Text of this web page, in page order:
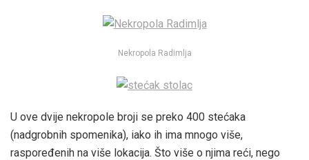
Nekropola Radimlja
U ove dvije nekropole broji se preko 400 stećaka
(nadgrobnih spomenika), iako ih ima mnogo više,
raspoređenih na više lokacija. Što više o njima reći, nego